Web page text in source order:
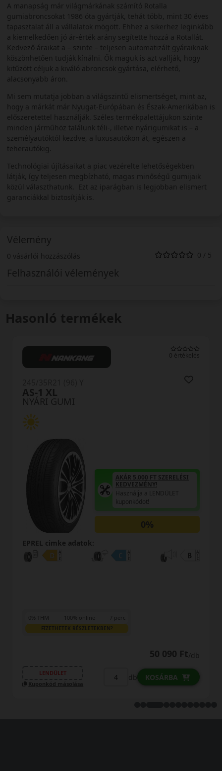
A manapság már világmárkának számító Rotalla
gumiabroncsokat 1986 óta gyártják, tehát több, mint 30 éves
tapasztalat áll a vállalatok mögött. Ehhez a sikerhez leginkább
a kiemelkedően jó ár-érték arány segítette hozzá a Rotallát.
Kedvező áraikat a – szinte – teljesen automatizált gyáraiknak
köszönhetően tudják kínálni. Ők maguk is azt vallják, hogy
kitűzött céljuk a kiváló abroncsok gyártása, elérhető,
alacsonyabb áron.
Mi sem mutatja jobban a világszintű elismertséget, mint az,
hogy a márkát már Nyugat-Európában és Észak-Amerikában is
előszeretettel használják. Széles termékpalettájukon szinte
minden járműhöz találunk téli-, illetve nyárigumikat is – a
személyautóktól kezdve, a luxusautókon át, egészen a
teherautókig.
Technológiai újításaikat a piac vezérelte lehetőségekben
látják, így teljesen megbízható, magas minőségű gumijaik
közül választhatunk. Ezt az iparágban is legjobban elismert
garanciákkal biztosítják is.
Vélemény
0 vásárlói hozzászólás 0 / 5
Felhasználói vélemények
Hasonló termékek
0 értékelés
NYÁRI GUMI
AS-1 XL
AKÁR 5.000 FT SZERELÉSI
KEDVEZMÉNY!
Használja a LENDÜLET
kuponkódot!
0%
EPREL cimke adatok:
0% THM 100% online 7 perc
FIZETHETEK RÉSZLETEKBEN?
50 090 Ft/db
LENDÜLET
Kuponkód másolása
db KOSÁRBA